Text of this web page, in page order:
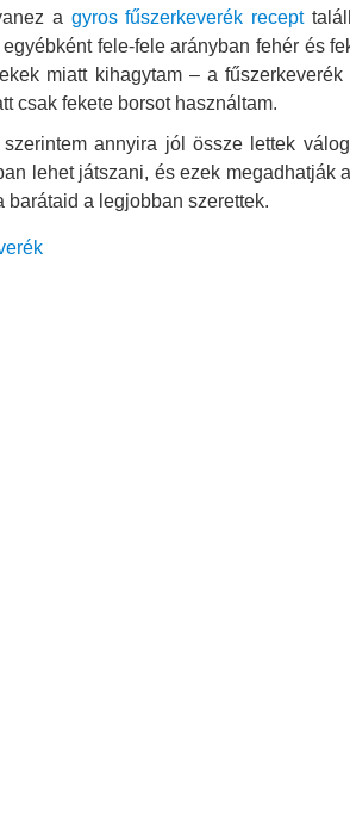
a gyros fűszerkeverék recept
fele-fele arányban fehér és
miatt kihagytam – a
csak fekete borsot használtam.
annyira jól össze lettek
lehet játszani, és ezek megadhatják
barátaid a legjobban szerettek.